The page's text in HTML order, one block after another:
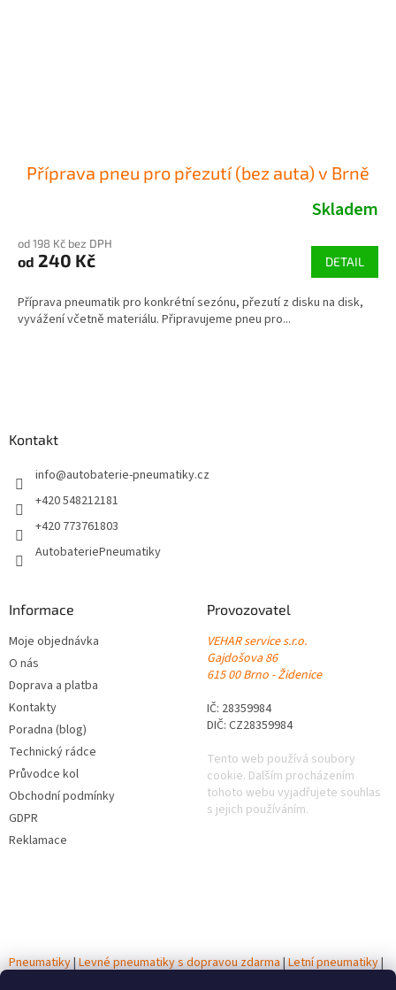
Příprava pneu pro přezutí (bez auta) v Brně
Skladem
od 198 Kč bez DPH
od 240 Kč DETAIL
Příprava pneumatik pro konkrétní sezónu, přezutí z disku na disk,
vyvážení včetně materiálu. Připravujeme pneu pro...
Kontakt
info@autobaterie-pneumatiky.cz
+420 548212181
+420 773761803
AutobateriePneumatiky
Informace
Moje objednávka
O nás
Doprava a platba
Kontakty
Poradna (blog)
Technický rádce
Průvodce kol
Obchodní podmínky
GDPR
Reklamace
Provozovatel
VEHAR service s.r.o.
Gajdošova 86
615 00 Brno - Židenice
IČ: 28359984
DIČ: CZ28359984
Tento web používá soubory
cookie. Dalším procházením
tohoto webu vyjadřujete souhlas
s jejich používáním.
Pneumatiky|Levné pneumatiky s dopravou zdarma|Letní pneumatiky|